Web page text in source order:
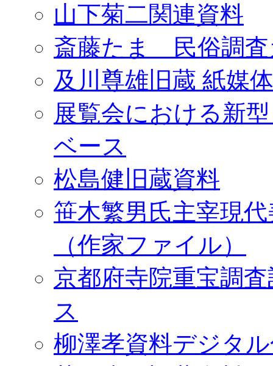
山下菊二関連資料
斎藤たま 民俗調査
及川尊雄旧蔵 紙媒
展覧会における新
ベース
松島健旧蔵資料
笹木繁男氏主宰現
（作家ファイル）
京都府寺院重宝調
ス
柳澤孝資料デジタ